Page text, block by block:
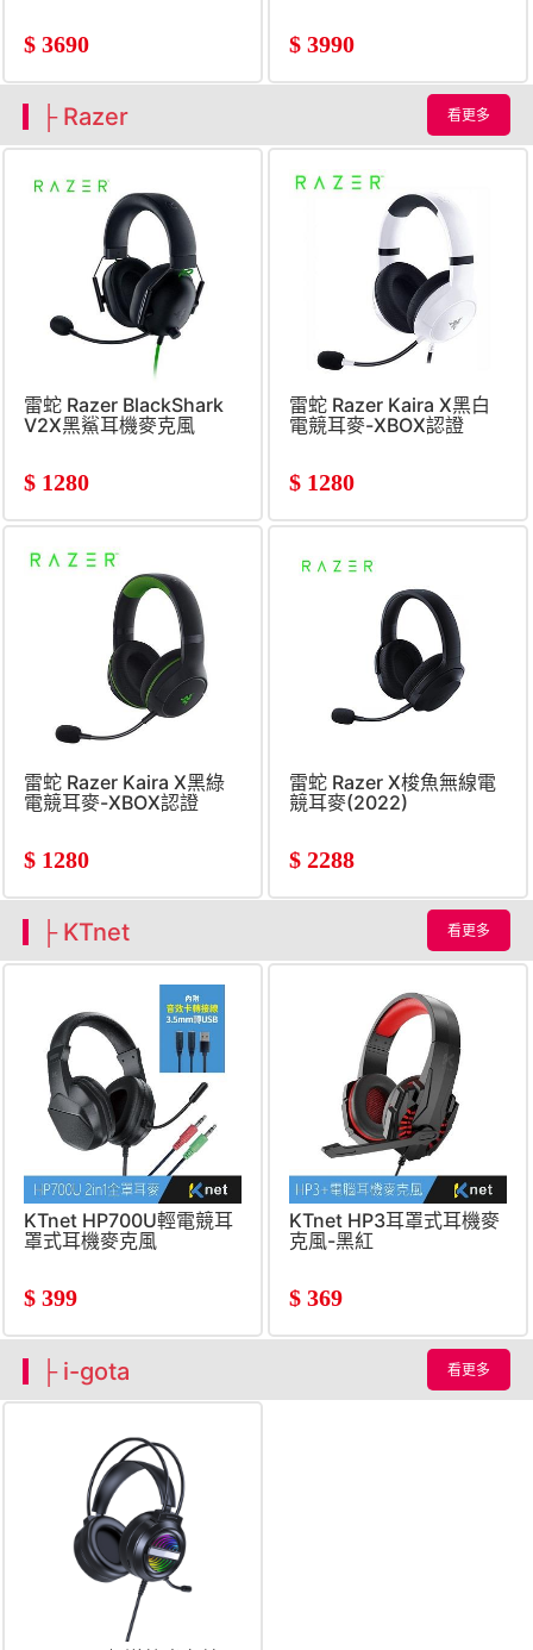
$ 3690 $ 3990
├ Razer 看更多
雷蛇 Razer BlackShark
V2X黑鯊耳機麥克風
$ 1280
雷蛇 Razer Kaira X黑白
電競耳麥-XBOX認證
$ 1280
雷蛇 Razer Kaira X黑綠
電競耳麥-XBOX認證
$ 1280
雷蛇 Razer X梭魚無線電
競耳麥(2022)
$ 2288
├ KTnet 看更多
KTnet HP700U輕電競耳
罩式耳機麥克風
$ 399
KTnet HP3耳罩式耳機麥
克風-黑紅
$ 369
├ i-gota 看更多